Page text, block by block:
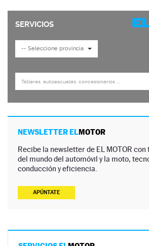
NEWSLETTER ELMOTOR
Recibe la newsletter de EL MOTOR
del mundo del automóvil y la moto,
conducción y eficiencia.
APÚNTATE